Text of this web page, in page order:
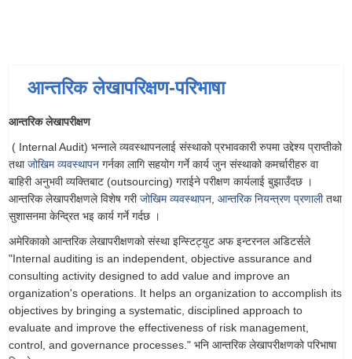
आन्तरिक लेखापरिक्षण-परिभाषा
आन्तरिक लेखापरीक्षण
( Internal Audit) भन्नाले व्यवस्थापनलाई संस्थाको प्रभावकारी रुपमा उद्देश्य प्राप्तीको
तथाजोखिम व्यवस्थापन गर्नका लागि सहयोग गर्ने कार्य जुन संस्थाको कमर्चारीहरु वा
बाहिरी अनुभवी व्यक्तिबाट (outsourcing) गराईने परीक्षण कार्यलाई बुझाउँदछ ।
आन्तरिक लेखापरीक्षणले विशेष गरीजोखिम व्यवस्थापन, आन्तरिक नियन्त्रण प्रणालीतथा
सुशासनमा केन्द्रित भइ कार्य गर्ने गर्दछ ।
अमेरिकाको आन्तरिक लेखापरीक्षणको संस्था इन्स्टिट्युट अफ इन्टरनल अडिटर्सले
"Internal auditing is an independent, objective assurance and
consulting activity designed to add value and improve an
organization's operations. It helps an organization to accomplish its
objectives by bringing a systematic, disciplined approach to
evaluate and improve the effectiveness of risk management,
control, and governance processes." भनि आन्तरिक लेखापरीक्षणको परिभाषा